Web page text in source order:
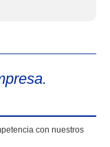
con nuestros